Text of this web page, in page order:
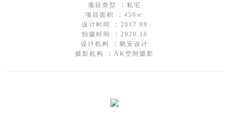
项目类型
： 私宅
项目面积
： 450㎡
设计时间
： 2017.09
拍摄时间
： 2020.10
设计机构
： 晓安设计
摄影机构
： AK空间摄影